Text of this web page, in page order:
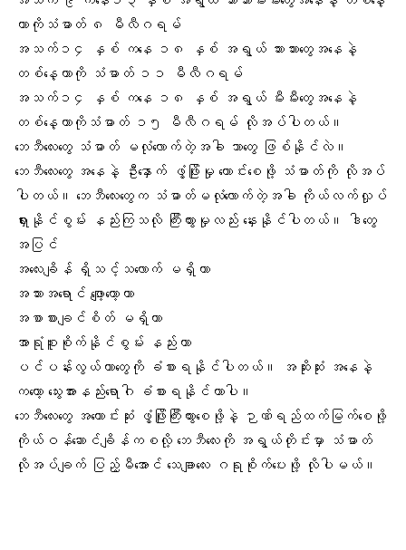
တာကိုသံဓာတ် ၈ မီလီဂရမ်
အသက်၁၄ နှစ် ကနေ ၁၈ နှစ် အရွယ် သားသားတွေအနေနဲ့
တစ်နေ့တာကို သံဓာတ် ၁၁ မီလီဂရမ်
အသက်၁၄ နှစ် ကနေ ၁၈ နှစ် အရွယ် မီးမီးတွေအနေနဲ့
တစ်နေ့တာကိုသံဓာတ် ၁၅ မီလီဂရမ် လိုအပ်ပါတယ်။
ဘေဘီလေးတွေ သံဓာတ် မလုံလောက်တဲ့အခါ ဘာတွေ ဖြစ်နိုင်လဲ။
ဘေဘီလေးတွေ အနေနဲ့ ဦးနှောက် ဖွံ့ဖြိုးမှု ကောင်းစေဖို့ သံဓာတ်ကို လိုအပ်
ပါတယ်။ ဘေဘီလေးတွေက သံဓာတ်မလုံလောက်တဲ့အခါ ကိုယ်လက်လှုပ်
ရှားနိုင်စွမ်း နည်းကြသလို ကြီးထွားမှုလည်း နှေးနိုင်ပါတယ်။ ဒါတွေ
အပြင်
အလေးချိန် ရှိသင့်သလောက် မရှိတာ
အသားအရောင် ဖျော့တော့တာ
အစာစားချင်စိတ် မရှိတာ
အာရုံစူးစိုက်နိုင်စွမ်း နည်းတာ
ပင်ပန်းလွယ်တာတွေကို ခံစားရနိုင်ပါတယ်။ အဆိုးဆုံး အနေနဲ့
ကတော့ သွေးအားနည်းရောဂါ ခံစားရနိုင်တာပါ။
ဘေဘီလေးတွေ အကောင်းဆုံး ဖွံ့ဖြိုးကြီးထွားစေဖို့နဲ့ ဉာဏ်ရည်ထက်မြက်စေဖို့
ကိုယ်ဝန်ဆောင်ချိန်ကစလို့ ဘေဘီလေးကို အရွယ်တိုင်းမှာ သံဓာတ်
လိုအပ်ချက် ပြည့်မီအောင် သေချာလေး ဂရုစိုက်ပေးဖို့ လိုပါမယ်။